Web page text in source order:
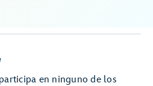
en ninguno de los